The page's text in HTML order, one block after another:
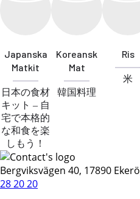
Japanska
Matkit
日本の食材
キット – 自
宅で本格的
な和食を楽
しもう！
Koreansk
Mat
韓国料理
Ris
米
Bergviksvägen 40, 17890 Ekerö
28 20 20